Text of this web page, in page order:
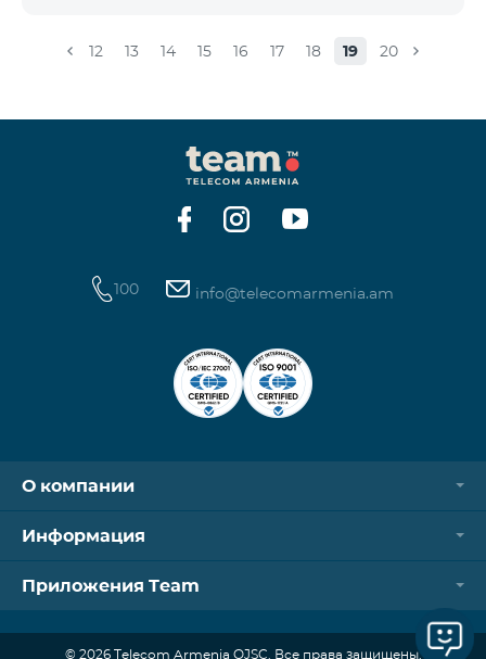
12 13 14 15 16 17 18 19 20
100 info@telecomarmenia.am
О компании
Информация
Приложения Team
© 2026 Telecom Armenia OJSC. Все права защищены.